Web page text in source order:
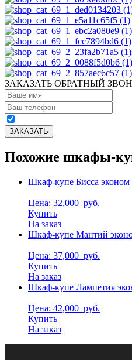
ЗАКАЗАТЬ ОБРАТНЫЙ
Похожие шкафы-
Шкаф-купе Бисса эконом
Цена: 32,000 руб.
Купить
На заказ
Шкаф-купе Мантий
Цена: 37,000 руб.
Купить
На заказ
Шкаф-купе Лампетия
Цена: 42,000 руб.
Купить
На заказ